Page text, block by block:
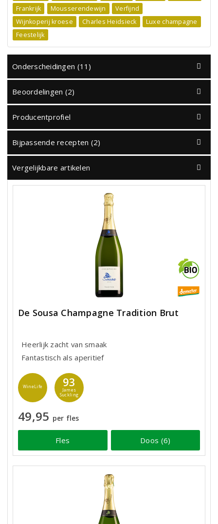
Frankrijk
Mousserendewijn
Verfijnd
Wijnkoperij kroese
Charles Heidsieck
Luxe champagne
Feestelijk
Onderscheidingen (11)
Beoordelingen (2)
Producentprofiel
Bijpassende recepten (2)
Vergelijkbare artikelen
De Sousa Champagne Tradition Brut
Heerlijk zacht van smaak
Fantastisch als aperitief
WineLife 93
James
Suckling
49,95 per fles
Fles Doos (6)